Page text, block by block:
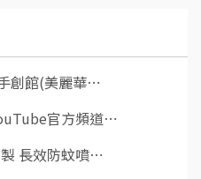
創館(美麗華⋯
官方頻道⋯
長效防蚊噴⋯